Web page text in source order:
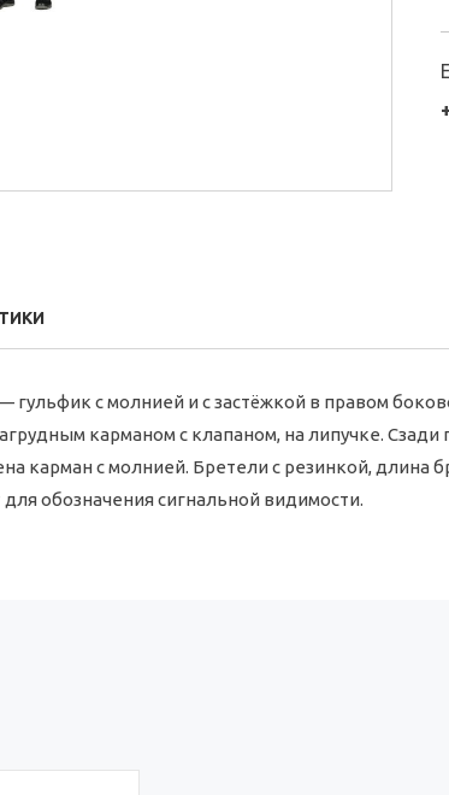
гульфик с молнией и с застёжкой в правом
карманом с клапаном, на липучке.
карман с молнией. Бретели с резинкой, длина
обозначения сигнальной видимости.